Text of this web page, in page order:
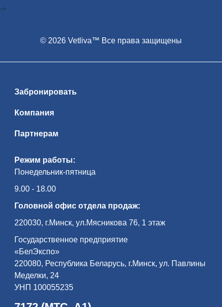
Режим работы:
Понедельник-пятница
9.00 - 18.00
Головной офис отдела продаж:
220030, г.Минск, ул.Мясникова 76, 1 этаж
Государственное предприятие
«БелЭкспо»
220080, Республика Беларусь, г.Минск, ул. Павлины
Меделки, 24
УНП 100055235
Забронировать
Компания
Партнерам
© 2026 Vetliva™ Все права защищены
-->